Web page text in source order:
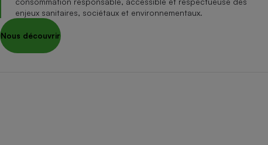
enjeux sanitaires, sociétaux et environnementaux.
Nous découvrir